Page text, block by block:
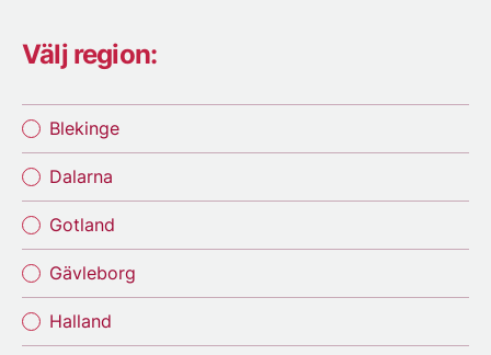
Välj region:
Blekinge
Dalarna
Gotland
Gävleborg
Halland